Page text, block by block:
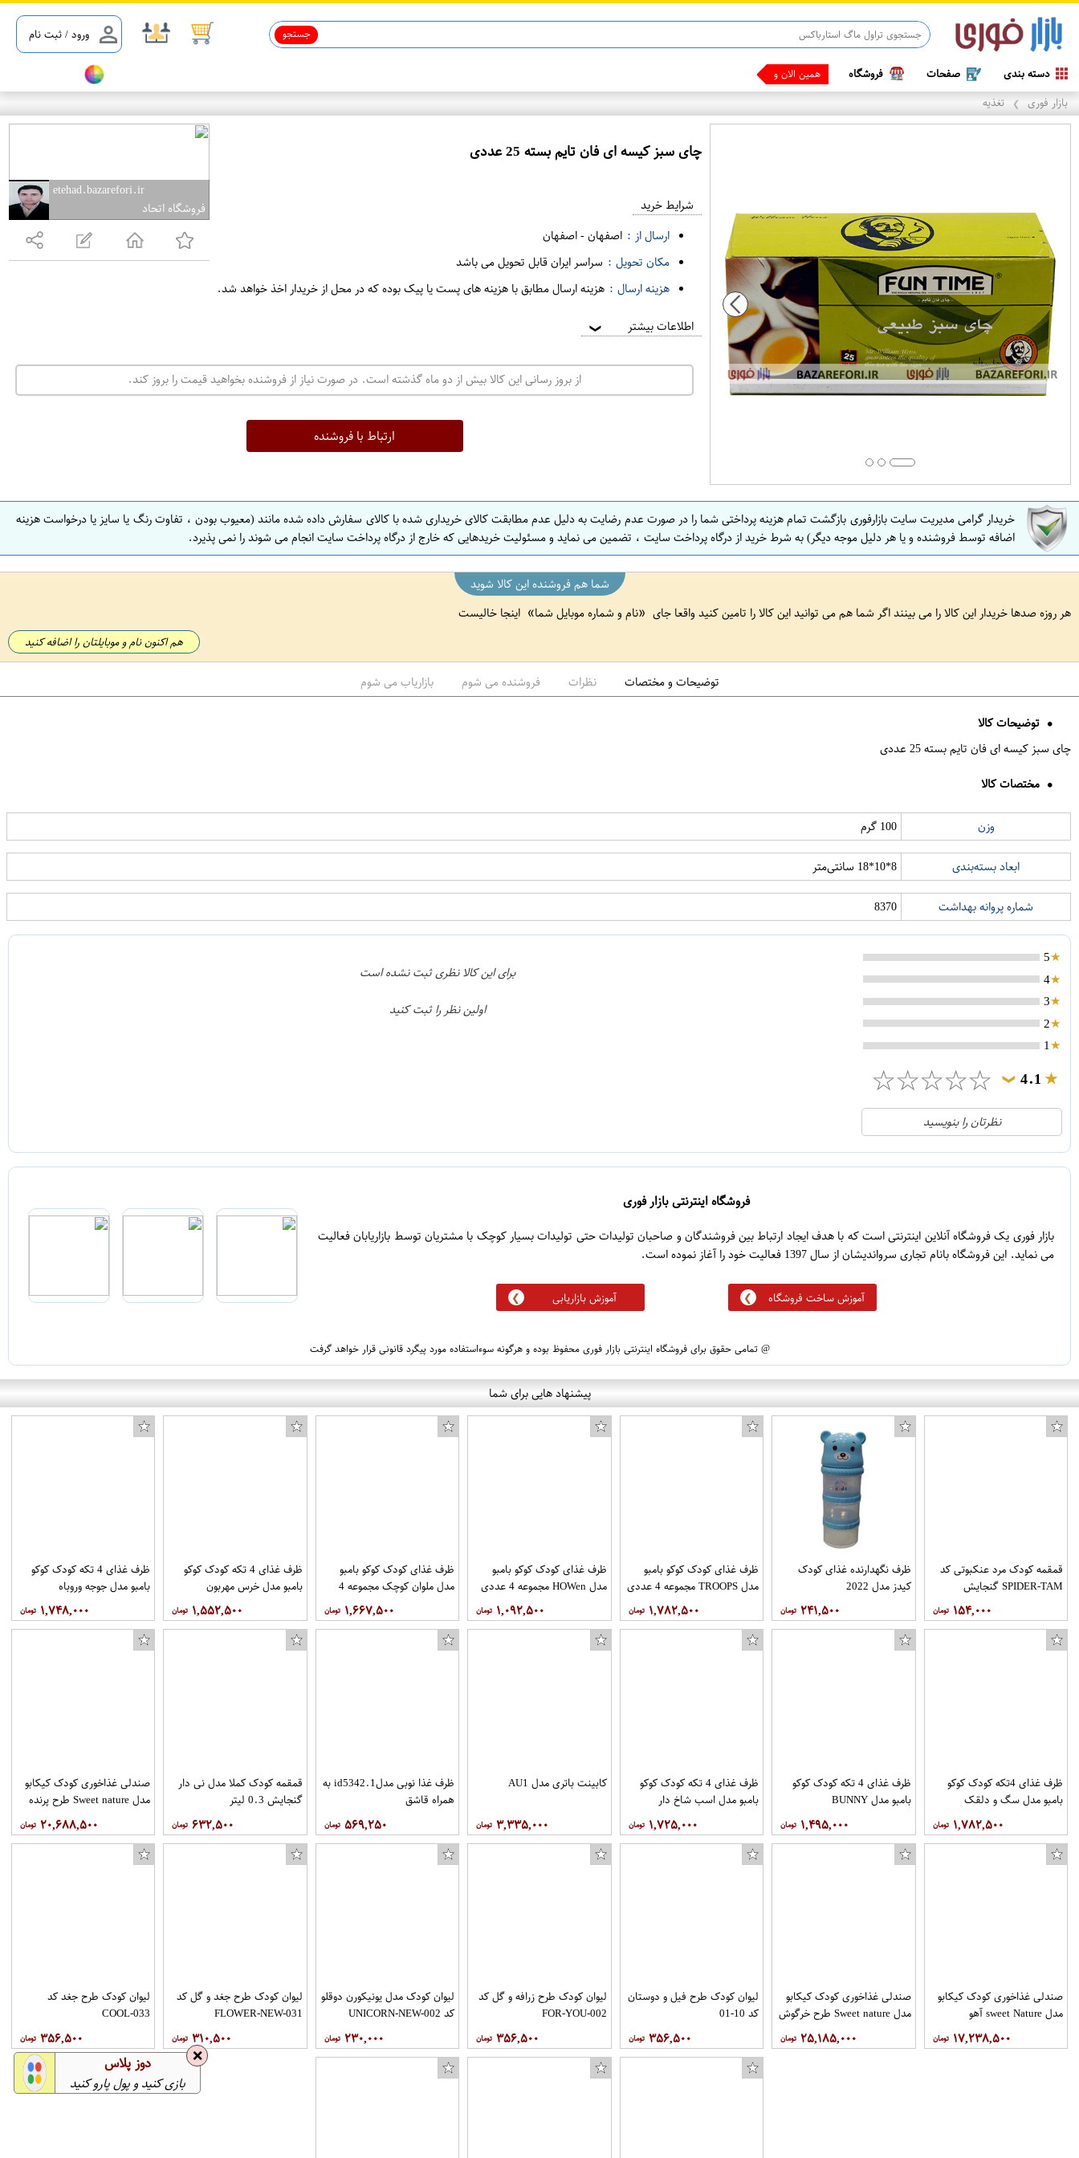
ورود / ثبت نام جستجو
دسته بندی صفحات فروشگاه همین الان وقتشه ،
بازار فوری ❯ تغذیه
etehad.bazarefori.ir
فروشگاه اتحاد
چای سبز کیسه ای فان تایم بسته 25 عددی
ف
و
ت
ه
ن
ص
ف
ه
ا
ن
ا
ف
ه
شرایط خرید
ارسال از : اصفهان-اصفهان
مکان تحویل : سراسر ایران قابل تحویل می باشد
هزینه ارسال : هزینه ارسال مطابق با هزینه های پست یا پیک بوده که در محل از خریدار اخذ خواهد شد.
اطلاعات بیشتر ❯
از بروز رسانی این کالا بیش از دو ماه گذشته است. در صورت نیاز از فروشنده بخواهید قیمت را بروز کند.
ارتباط با فروشنده
خریدار گرامی مدیریت سایت بازارفوری بازگشت تمام هزینه پرداختی شما را در صورت عدم رضایت به دلیل عدم مطابقت کالای خریداری شده با کالای سفارش داده شده مانند (معیوب بودن ، تفاوت رنگ یا سایز یا درخواست هزینه
اضافه توسط فروشنده و یا هر دلیل موجه دیگر) به شرط خرید از درگاه پرداخت سایت ، تضمین می نماید و مسئولیت خریدهایی که خارج از درگاه پرداخت سایت انجام می شوند را نمی پذیرد.
شما هم فروشنده این کالا شوید
هر روزه صدها خریدار این کالا را می بینند اگر شما هم می توانید این کالا را تامین کنید واقعا جای
نام و شماره موبایل شما اینجا خالیست
هم اکنون نام و موبایلتان را اضافه کنید
توضیحات و مختصات نظرات فروشنده می شوم بازاریاب می شوم
توضیحات کالا
چای سبز کیسه ای فان تایم بسته 25 عددی
مختصات کالا
وزن 100 گرم
ابعاد بسته‌بندی 8*10*18 سانتی‌متر
شماره پروانه بهداشت 8370
5
4
3
2
1
4.1
❯
☆
☆
☆
☆
☆
21
3
1
1
5
نظرتان را بنویسید
برای این کالا نظری ثبت نشده است
اولین نظر را ثبت کنید
فروشگاه اینترنتی بازار فوری
بازار فوری یک فروشگاه آنلاین اینترنتی است که با هدف ایجاد ارتباط بین فروشندگان و صاحبان تولیدات حتی تولیدات بسیار کوچک با مشتریان توسط بازاریابان فعالیت
می نماید. این فروشگاه بانام تجاری سرواندیشان از سال 1397 فعالیت خود را آغاز نموده است.
آموزش ساخت فروشگاه آموزش بازاریابی
@ تمامی حقوق برای فروشگاه اینترنتی بازار فوری محفوظ بوده و هرگونه سوءاستفاده مورد پیگرد قانونی قرار خواهد گرفت
پیشنهاد هایی برای شما
قمقمه کودک مرد عنکبوتی کد
SPIDER-TAM گنجایش
۱۵۴,۰۰۰
ظرف نگهدارنده غذای کودک
کیدز مدل 2022
۲۴۱,۵۰۰
ظرف غذای کودک کوکو بامبو
مدل TROOPS مجموعه 4 عددی
۱,۷۸۲,۵۰۰
ظرف غذای کودک کوکو بامبو
مدل HOWen مجموعه 4 عددی
۱,۰۹۲,۵۰۰
ظرف غذای کودک کوکو بامبو
مدل ملوان کوچک مجموعه 4
۱,۶۶۷,۵۰۰
ظرف غذای 4 تکه کودک کوکو
بامبو مدل خرس مهربون
۱,۵۵۲,۵۰۰
ظرف غذای 4 تکه کودک کوکو
بامبو مدل جوجه وروباه
۱,۷۴۸,۰۰۰
ظرف غذای 4تکه کودک کوکو
بامبو مدل سگ و دلقک
۱,۷۸۲,۵۰۰
ظرف غذای 4 تکه کودک کوکو
بامبو مدل BUNNY
۱,۴۹۵,۰۰۰
ظرف غذای 4 تکه کودک کوکو
بامبو مدل اسب شاخ دار
۱,۷۲۵,۰۰۰
کابینت باتری مدل AU1
۳,۳۳۵,۰۰۰
ظرف غذا نوبی مدلid5342.1 به
همراه قاشق
۵۶۹,۲۵۰
قمقمه کودک کملا مدل نی دار
گنجایش 0.3 لیتر
۶۳۲,۵۰۰
صندلی غذاخوری کودک کیکابو
مدل Sweet nature طرح پرنده
۲۰,۶۸۸,۵۰۰
صندلی غذاخوری کودک کیکابو
مدل sweet Nature آهو
۱۷,۲۳۸,۵۰۰
صندلی غذاخوری کودک کیکابو
مدل Sweet nature طرح خرگوش
۲۵,۱۸۵,۰۰۰
لیوان کودک طرح فیل و دوستان
کد 10-01
۳۵۶,۵۰۰
لیوان کودک طرح زرافه و گل کد
FOR-YOU-002
۳۵۶,۵۰۰
لیوان کودک مدل یونیکورن دوقلو
کد UNICORN-NEW-002
۲۳۰,۰۰۰
لیوان کودک طرح جغد و گل کد
FLOWER-NEW-031
۳۱۰,۵۰۰
لیوان کودک طرح جغد کد
COOL-033
۳۵۶,۵۰۰
❌ دوز پلاس
بازی کنید و پول پارو کنید